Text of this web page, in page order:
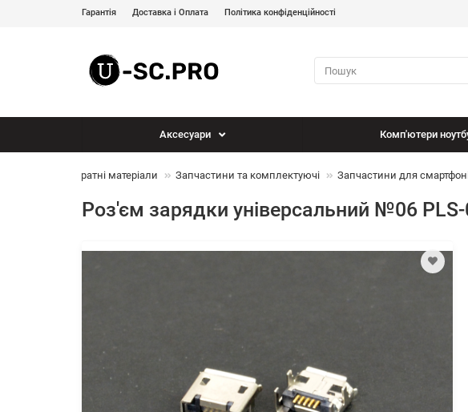
Гарантія Доставка і Оплата Політика конфіденційності
Аксесуари Комп'ютери
та витратні матеріали Запчастини та комплектуючі Запчастини для
Роз'єм зарядки універсальний №06